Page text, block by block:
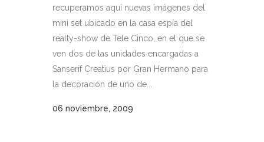
recuperamos aquí nuevas imágenes del
mini set ubicado en la casa espía del
realty-show de Tele Cinco, en el que se
ven dos de las unidades encargadas a
Sanserif Creatius por Gran Hermano para
la decoración de uno de...
06 noviembre, 2009